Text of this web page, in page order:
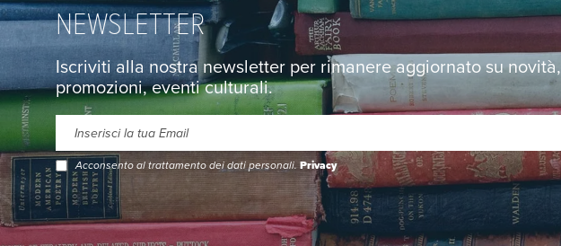
NEWSLETTER
Iscriviti alla nostra newsletter per rimanere aggiornato su novità,
promozioni, eventi culturali.
Acconsento al trattamento dei dati personali.Privacy